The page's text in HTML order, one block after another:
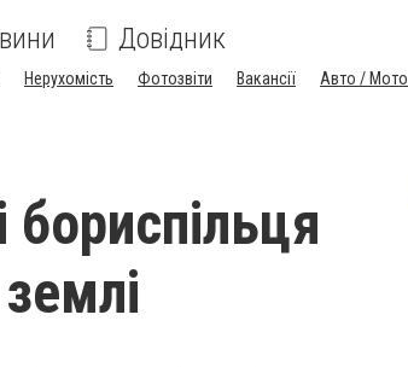
Довідник
Нерухомість Фотозвіти Вакансії Авто / Мото
бориспільця